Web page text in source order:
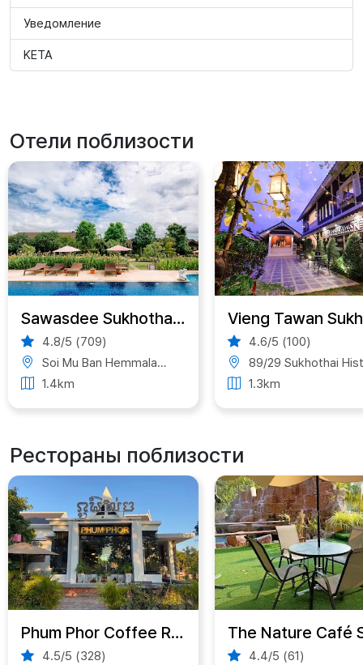
Уведомление
KETA
Отели поблизости
Sawasdee Sukhothai Resort
4.8/5 (709)
Soi Mu Ban Hemmalak, Tambon Mueang Kao, Amphoe Mueang Sukhothai, Chang Wat Sukhothai 64210, Thailand
1.4km
4.6/5 (100)
89/29 Sukhothai Historical Park, ตำบล เมืองเก่า อำเภอเมืองสุโขทัย สุโขทัย 64210, Thailand
1.3km
Рестораны поблизости
Phum Phor Coffee​ Restaurant​ ภูมิพ่อ คอฟฟี่เรสเตอรองท์
4.5/5 (328)
4.4/5 (61)